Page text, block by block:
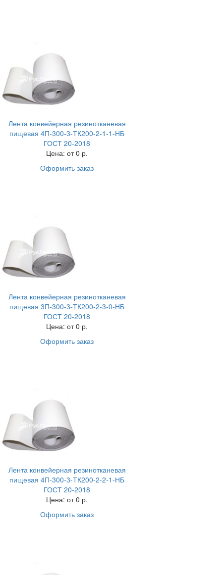
Лента конвейерная резинотканевая
пищевая 4П-300-3-ТК200-2-1-1-НБ
ГОСТ 20-2018
Цена: от 0 р.
Оформить заказ
Лента конвейерная резинотканевая
пищевая 3П-300-3-ТК200-2-3-0-НБ
ГОСТ 20-2018
Цена: от 0 р.
Оформить заказ
Лента конвейерная резинотканевая
пищевая 4П-300-3-ТК200-2-2-1-НБ
ГОСТ 20-2018
Цена: от 0 р.
Оформить заказ